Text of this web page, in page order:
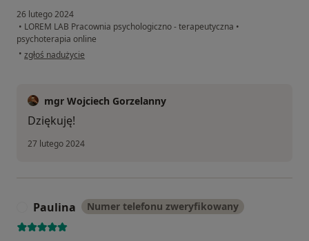
26 lutego 2024
• LOREM LAB Pracownia psychologiczno - terapeutyczna •
psychoterapia online
• w opinii użytkownika Adam
zgłoś nadużycie
mgr Wojciech Gorzelanny
Dziękuję!
27 lutego 2024
Paulina Numer telefonu zweryfikowany